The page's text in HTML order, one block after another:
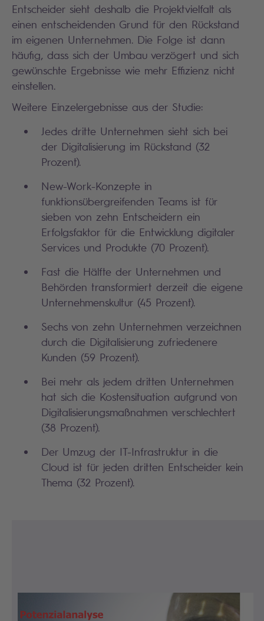
Entscheider sieht deshalb die Projektvielfalt als
einen entscheidenden Grund für den Rückstand
im eigenen Unternehmen. Die Folge ist dann
häufig, dass sich der Umbau verzögert und sich
gewünschte Ergebnisse wie mehr Effizienz nicht
einstellen.
Weitere Einzelergebnisse aus der Studie:
Jedes dritte Unternehmen sieht sich bei
der Digitalisierung im Rückstand (32
Prozent).
New-Work-Konzepte in
funktionsübergreifenden Teams ist für
sieben von zehn Entscheidern ein
Erfolgsfaktor für die Entwicklung digitaler
Services und Produkte (70 Prozent).
Fast die Hälfte der Unternehmen und
Behörden transformiert derzeit die eigene
Unternehmenskultur (45 Prozent).
Sechs von zehn Unternehmen verzeichnen
durch die Digitalisierung zufriedenere
Kunden (59 Prozent).
Bei mehr als jedem dritten Unternehmen
hat sich die Kostensituation aufgrund von
Digitalisierungsmaßnahmen verschlechtert
(38 Prozent).
Der Umzug der IT-Infrastruktur in die
Cloud ist für jeden dritten Entscheider kein
Thema (32 Prozent).